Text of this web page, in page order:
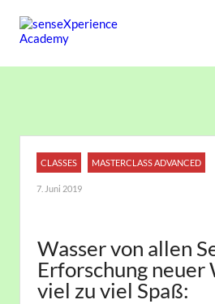
CLASSES MASTERCLASS ​ADVANCED
7. Juni 2019
Wasser von allen
Erforschung neuer
viel zu viel Spaß: